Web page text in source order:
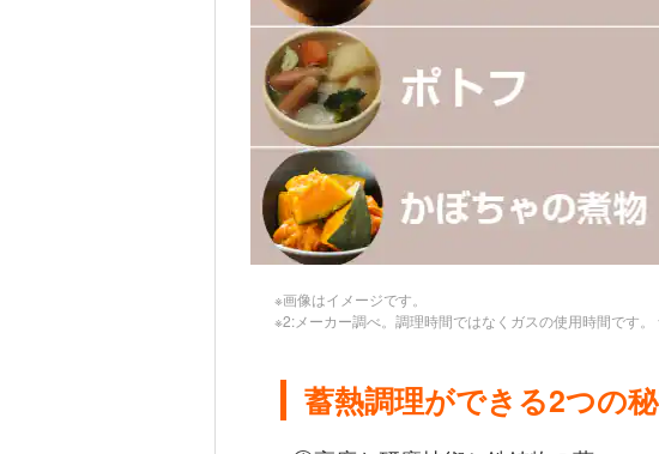
※画像はイメージです。
※2:メーカー調べ。調理時間ではなくガスの使用時間です
蓄熱調理ができる2つの